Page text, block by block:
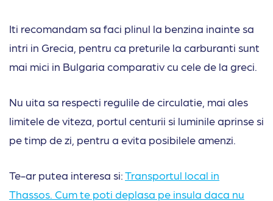
Iti recomandam sa faci plinul la benzina inainte sa
intri in Grecia, pentru ca preturile la carburanti sunt
mai mici in Bulgaria comparativ cu cele de la greci.
Nu uita sa respecti regulile de circulatie, mai ales
limitele de viteza, portul centurii si luminile aprinse si
pe timp de zi, pentru a evita posibilele amenzi.
Te-ar putea interesa si:Transportul local in
Thassos. Cum te poti deplasa pe insula daca nu